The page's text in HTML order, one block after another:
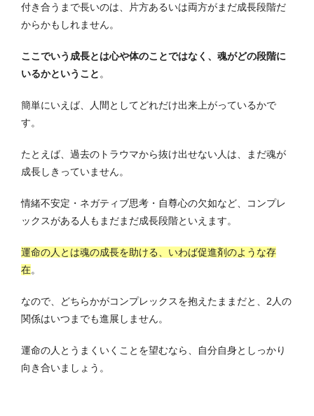
付き合うまで長いのは、片方あるいは両方がまだ成長段階だ
からかもしれません。
ここでいう成長とは心や体のことではなく、魂がどの段階に
いるかということ 。
簡単にいえば、人間としてどれだけ出来上がっているかで
す。
たとえば、過去のトラウマから抜け出せない人は、まだ魂が
成長しきっていません。
情緒不安定・ネガティブ思考・自尊心の欠如など、コンプレ
ックスがある人もまだまだ成長段階といえます。
運命の人とは魂の成長を助ける、いわば促進剤のような存
在。
なので、どちらかがコンプレックスを抱えたままだと、2人の
関係はいつまでも進展しません。
運命の人とうまくいくことを望むなら、自分自身としっかり
向き合いましょう。